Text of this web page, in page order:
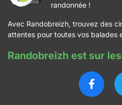
randonnée !
Avec Randobreizh, trouvez des
attentes pour toutes vos balades
Randobreizh est sur